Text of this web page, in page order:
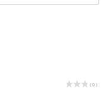
( 0 )